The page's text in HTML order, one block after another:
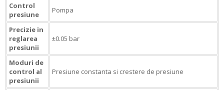
Control
presiune
Pompa
Precizie in
reglarea
presiunii
±0.05 bar
Moduri de
control al
presiunii
Presiune constanta si crestere de presiune